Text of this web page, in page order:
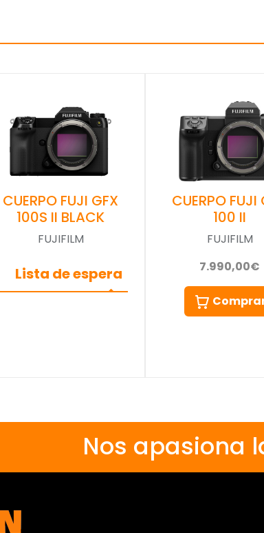
CUERPO FUJI GFX
100S II BLACK
FUJIFILM
Lista de espera
CUERPO FUJI
100 II
FUJIFILM
7.990,00€
Nos apasiona